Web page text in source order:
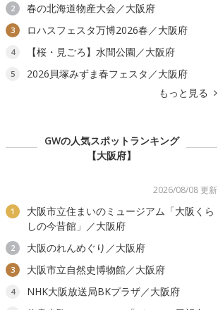
2 春の北海道物産大会／大阪府
3 ロハスフェスタ万博2026春／大阪府
4 【桜・見ごろ】水間公園／大阪府
5
2026貝塚みずま春フェスタ／大阪府
もっと見る
GWの人気スポットランキング
【大阪府】
2026/08/08 更新
1
大阪市立住まいのミュージアム「大阪くら
しの今昔館」／大阪府
2 大阪のれんめぐり／大阪府
3 大阪市立自然史博物館／大阪府
4 NHK大阪放送局BKプラザ／大阪府